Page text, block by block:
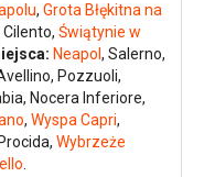
, Grota Błękitna na
Świątynie w
Neapol , Salerno,
Pozzuoli,
Nocera Inferiore,
, Wyspa Capri,
Wybrzeże
.